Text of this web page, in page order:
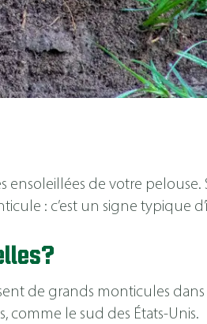
de votre pelouse.
: c’est un signe typique
de grands monticules dans
comme le sud des États-Unis.